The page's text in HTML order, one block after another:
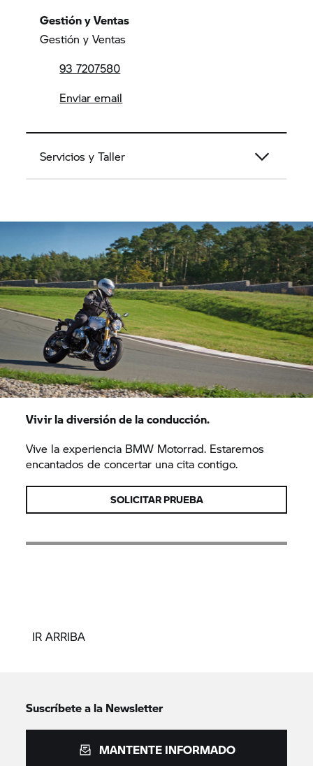
Gestión y Ventas
Gestión y Ventas
93 7207580
Enviar email
Servicios y Taller
Vivir la diversión de la conducción.
Vive la experiencia BMW Motorrad. Estaremos
encantados de concertar una cita contigo.
SOLICITAR PRUEBA
IR ARRIBA
Suscríbete a la Newsletter
MANTENTE INFORMADO